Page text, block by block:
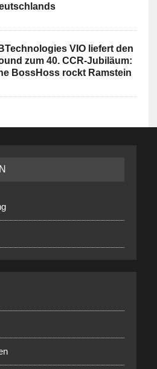
VIO liefert den
zum 40. CCR-Jubiläum:
BossHoss rockt Ramstein